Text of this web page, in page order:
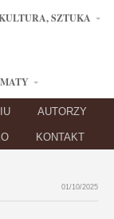
SZTUKA
AUTORZY
KONTAKT
01/10/2025